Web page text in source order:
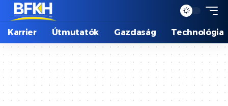
Karrier Útmutatók Gazdaság Technológia